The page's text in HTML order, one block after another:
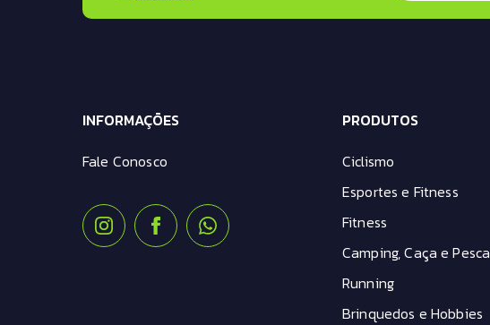
INFORMAÇÕES
Fale Conosco
PRODUTOS
Ciclismo
Esportes e Fitness
Fitness
Camping, Caça e Pesca
Running
Brinquedos e Hobbies